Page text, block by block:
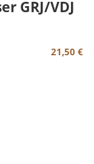
GRJ/VDJ
21,50€